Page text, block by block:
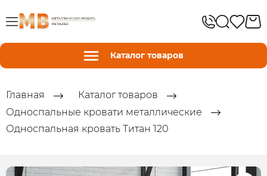
Каталог товаров
Главная
Каталог товаров
Односпальные кровати металлические
Односпальная кровать Титан 120